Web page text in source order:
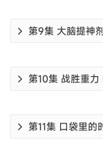
第9集 大脑提神
第10集 战胜重
第11集 口袋里